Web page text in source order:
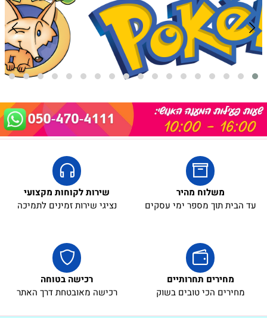
משלוח מהיר
עד הבית תוך מספר ימי עסקים
שירות לקוחות מקצועי
נציגי שירות זמינים לתמיכה
מחירים תחרותיים
מחירים הכי טובים בשוק
רכישה בטוחה
רכישה מאובטחת דרך האתר